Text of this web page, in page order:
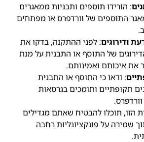
: הורידו תוספים ותבניות ממאגרים
התוספים של וורדפרס או מפתחים
ודירוגים: לפני ההתקנה, בדקו את
של התוסף או התבנית על מנת
את איכותם ואמינותם.
: ודאו כי התוסף או התבנית
תקופתיים ותומכים בגרסאות
הזו, תוכלו להבטיח שאתם מגדילים
שמירה על פונקציונליות רחבה